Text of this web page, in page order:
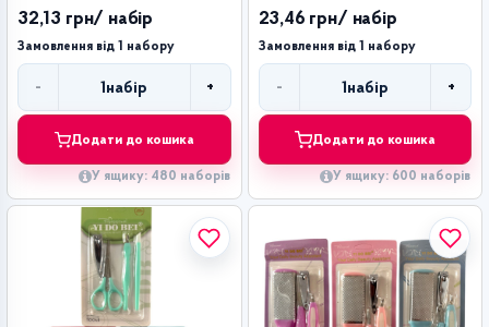
32,13 грн/ набір
Замовлення від 1 набору
-
Кількість
1 набір +
Додати до кошика
У ящику: 480 наборів
23,46 грн/ набір
Замовлення від 1 набору
-
Кількість
1 набір +
Додати до кошика
У ящику: 600 наборів